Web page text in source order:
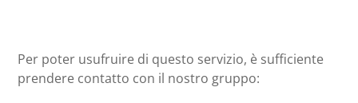
Per poter usufruire di questo servizio, è sufficiente
prendere contatto con il nostro gruppo: